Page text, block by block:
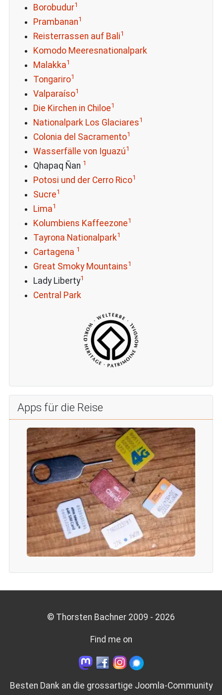
Borobudur1
Prambanan1
Reisterrassen auf Bali1
Komodo Meeresnationalpark
Malakka1
Tongariro1
Valparaíso1
Die Kirchen in Chiloe1
Nationalpark Los Glaciares1
Colonia del Sacramento1
Wasserfälle von Iguazú1
Qhapaq Ñan 1
Potosi und der Cerro Rico1
Sucre1
Lima1
Kolumbiens Kaffeezone1
Tayrona Nationalpark1
Cartagena 1
Great Smoky Mountains1
Lady Liberty1
Central Park
Apps für die Reise
© Thorsten Bachner 2009 - 2026
Find me on
Besten Dank an die grossartige Joomla-Community